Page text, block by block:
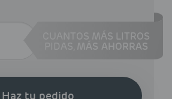
CUANTOS MÁS LITROS
MÁS AHORRAS
Haz tu pedido